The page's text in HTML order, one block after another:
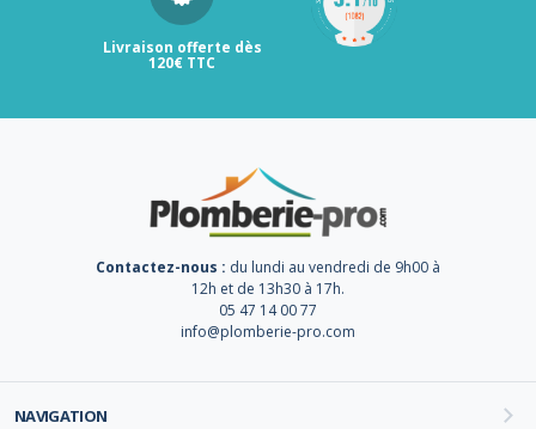
Livraison offerte dès
120€ TTC
Contactez-nous : du lundi au vendredi de 9h00 à
12h et de 13h30 à 17h.
05 47 14 00 77
info@plomberie-pro.com
NAVIGATION